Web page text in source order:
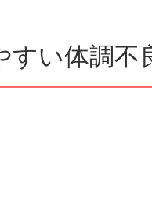
い体調不